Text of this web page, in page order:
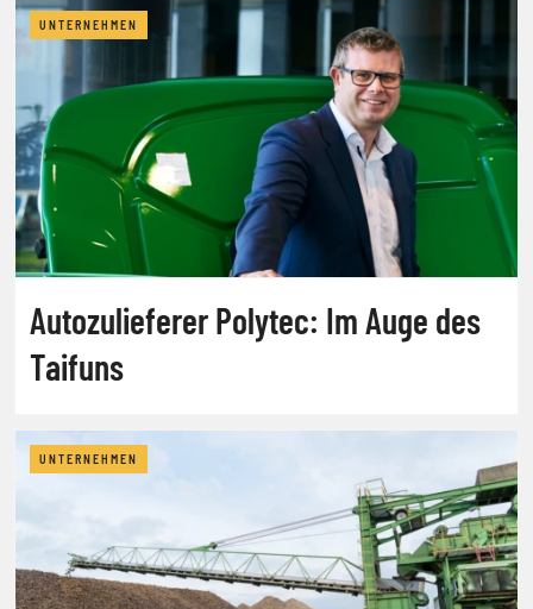
UNTERNEHMEN
Autozulieferer Polytec: Im Auge des
Taifuns
UNTERNEHMEN